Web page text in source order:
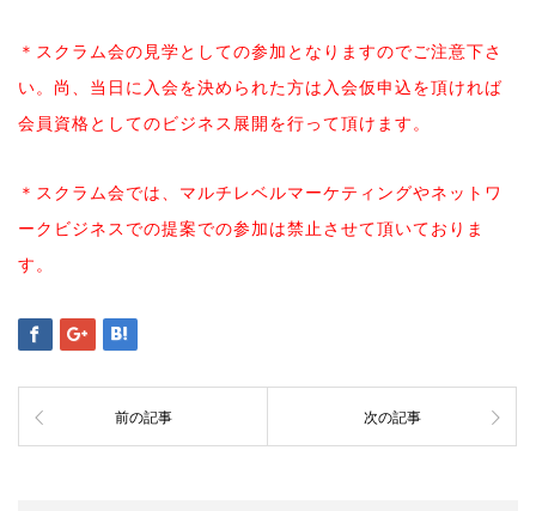
＊スクラム会の見学としての参加となりますのでご注意下さ
い。尚、当日に入会を決められた方は入会仮申込を頂ければ
会員資格としてのビジネス展開を行って頂けます。
＊スクラム会では、マルチレベルマーケティングやネット ワ
ークビジネスでの提案での参加は禁止させて頂いており ま
す。
前の記事 次の記事